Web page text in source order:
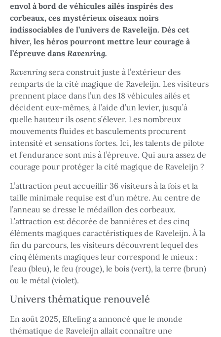
envol à bord de véhicules ailés inspirés des
corbeaux, ces mystérieux oiseaux noirs
indissociables de l’univers de Raveleijn. Dès cet
hiver, les héros pourront mettre leur courage à
l’épreuve dans Ravenring.
Ravenring sera construit juste à l’extérieur des
remparts de la cité magique de Raveleijn. Les visiteurs
prennent place dans l’un des 18 véhicules ailés et
décident eux-mêmes, à l’aide d’un levier, jusqu’à
quelle hauteur ils osent s’élever. Les nombreux
mouvements fluides et basculements procurent
intensité et sensations fortes. Ici, les talents de pilote
et l’endurance sont mis à l’épreuve. Qui aura assez de
courage pour protéger la cité magique de Raveleijn ?
L’attraction peut accueillir 36 visiteurs à la fois et la
taille minimale requise est d’un mètre. Au centre de
l’anneau se dresse le médaillon des corbeaux.
L’attraction est décorée de bannières et des cinq
éléments magiques caractéristiques de Raveleijn. À la
fin du parcours, les visiteurs découvrent lequel des
cinq éléments magiques leur correspond le mieux :
l’eau (bleu), le feu (rouge), le bois (vert), la terre (brun)
ou le métal (violet).
Univers thématique renouvelé
En août 2025, Efteling a annoncé que le monde
thématique de Raveleijn allait connaître une